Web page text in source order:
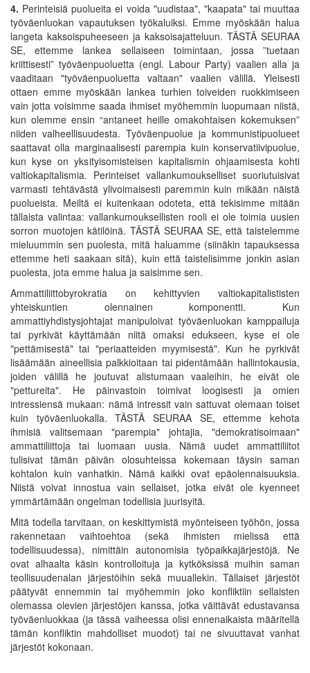
4. Perinteisiä puolueita ei voida "uudistaa", "kaapata" tai muuttaa
työväenluokan vapautuksen työkaluiksi. Emme myöskään halua
langeta kaksoispuheeseen ja kaksoisajatteluun. TÄSTÄ SEURAA
SE, ettemme lankea sellaiseen toimintaan, jossa ”tuetaan
kriittisesti” työväenpuoluetta (engl. Labour Party) vaalien alla ja
vaaditaan "työväenpuoluetta valtaan" vaalien välillä. Yleisesti
ottaen emme myöskään lankea turhien toiveiden ruokkimiseen
vain jotta voisimme saada ihmiset myöhemmin luopumaan niistä,
kun olemme ensin “antaneet heille omakohtaisen kokemuksen”
niiden valheellisuudesta. Työväenpuolue ja kommunistipuolueet
saattavat olla marginaalisesti parempia kuin konservatiivipuolue,
kun kyse on yksityisomisteisen kapitalismin ohjaamisesta kohti
valtiokapitalismia. Perinteiset vallankumoukselliset suoriutuisivat
varmasti tehtävästä ylivoimaisesti paremmin kuin mikään näistä
puolueista. Meiltä ei kuitenkaan odoteta, että tekisimme mitään
tällaista valintaa: vallankumouksellisten rooli ei ole toimia uusien
sorron muotojen kätilöinä. TÄSTÄ SEURAA SE, että taistelemme
mieluummin sen puolesta, mitä haluamme (siinäkin tapauksessa
ettemme heti saakaan sitä), kuin että taistelisimme jonkin asian
puolesta, jota emme halua ja saisimme sen.
Ammattiliittobyrokratia on kehittyvien valtiokapitalististen
yhteiskuntien olennainen komponentti. Kun
ammattiyhdistysjohtajat manipuloivat työväenluokan kamppailuja
tai pyrkivät käyttämään niitä omaksi edukseen, kyse ei ole
"pettämisestä" tai "periaatteiden myymisestä". Kun he pyrkivät
lisäämään aineellisia palkkioitaan tai pidentämään hallintokausia,
joiden välillä he joutuvat alistumaan vaaleihin, he eivät ole
"pettureita". He päinvastoin toimivat loogisesti ja omien
intressiensä mukaan: nämä intressit vain sattuvat olemaan toiset
kuin työväenluokalla. TÄSTÄ SEURAA SE, ettemme kehota
ihmisiä valitsemaan "parempia" johtajia, "demokratisoimaan"
ammattiliittoja tai luomaan uusia. Nämä uudet ammattiliitot
tulisivat tämän päivän olosuhteissa kokemaan täysin saman
kohtalon kuin vanhatkin. Nämä kaikki ovat epäolennaisuuksia.
Niistä voivat innostua vain sellaiset, jotka eivät ole kyenneet
ymmärtämään ongelman todellisia juurisyitä.
Mitä todella tarvitaan, on keskittymistä myönteiseen työhön, jossa
rakennetaan vaihtoehtoa (sekä ihmisten mielissä että
todellisuudessa), nimittäin autonomisia työpaikkajärjestöjä. Ne
ovat alhaalta käsin kontrolloituja ja kytköksissä muihin saman
teollisuudenalan järjestöihin sekä muuallekin. Tällaiset järjestöt
päätyvät ennemmin tai myöhemmin joko konfliktiin sellaisten
olemassa olevien järjestöjen kanssa, jotka väittävät edustavansa
työväenluokkaa (ja tässä vaiheessa olisi ennenaikaista määritellä
tämän konfliktin mahdolliset muodot) tai ne sivuuttavat vanhat
järjestöt kokonaan.